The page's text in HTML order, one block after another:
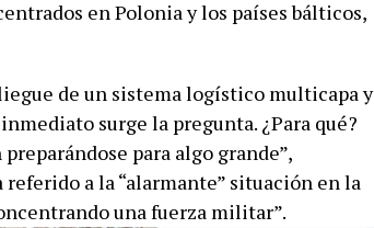
en Polonia y los países bálticos,
de un sistema logístico multicapa y
surge la pregunta. ¿Para qué?
para algo grande”,
a la “alarmante” situación en la
una fuerza militar”.